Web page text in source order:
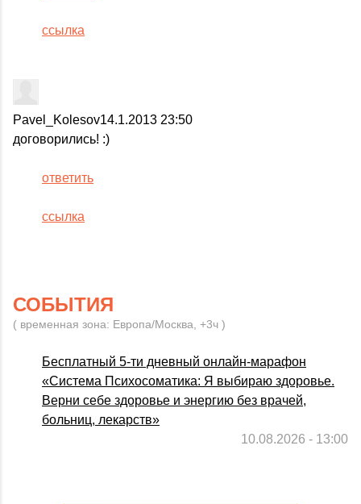
ссылка
Pavel_Kolesov14.1.2013 23:50
договорились! :)
ответить
ссылка
СОБЫТИЯ
( временная зона: Европа/Москва, +3ч )
Бесплатный 5-ти дневный онлайн-марафон
«Система Психосоматика: Я выбираю здоровье.
Верни себе здоровье и энергию без врачей,
больниц, лекарств»
10.08.2026 - 13:00